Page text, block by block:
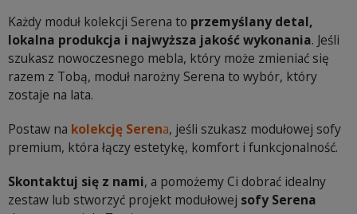
Każdy moduł kolekcji Serena to przemyślany detal,
lokalna produkcja i najwyższa jakość wykonania. Jeśli
szukasz nowoczesnego mebla, który może zmieniać się
razem z Tobą, moduł narożny Serena to wybór, który
zostaje na lata.
Postaw na kolekcję Serena, jeśli szukasz modułowej sofy
premium, która łączy estetykę, komfort i funkcjonalność.
Skontaktuj się z nami, a pomożemy Ci dobrać idealny
zestaw lub stworzyć projekt modułowej sofy Serena